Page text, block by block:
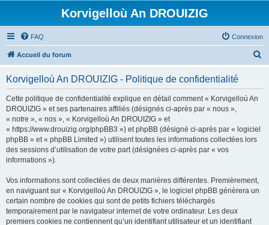
Korvigelloù An DROUIZIG
FAQ Connexion
Accueil du forum
Korvigelloù An DROUIZIG - Politique de confidentialité
Cette politique de confidentialité explique en détail comment « Korvigelloù An
DROUIZIG » et ses partenaires affiliés (désignés ci-après par « nous »,
« notre », « nos », « Korvigelloù An DROUIZIG » et
« https://www.drouizig.org/phpBB3 ») et phpBB (désigné ci-après par « logiciel
phpBB » et « phpBB Limited ») utilisent toutes les informations collectées lors
des sessions d’utilisation de votre part (désignées ci-après par « vos
informations »).
Vos informations sont collectées de deux manières différentes. Premièrement,
en naviguant sur « Korvigelloù An DROUIZIG », le logiciel phpBB génèrera un
certain nombre de cookies qui sont de petits fichiers téléchargés
temporairement par le navigateur internet de votre ordinateur. Les deux
premiers cookies ne contiennent qu’un identifiant utilisateur et un identifiant